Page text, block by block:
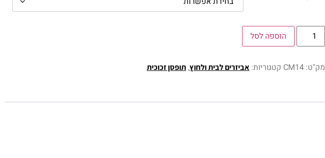
הוספה לסל
מק"ט: CM14 קטגוריות: אביזרים לבית ולחוץ,תופסן זכוכית